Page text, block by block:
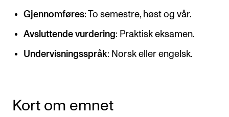
CERM
CREMAH
NordART
Gjennomføres: To semestre, høst og vår.
Avsluttende vurdering: Praktisk eksamen.
Undervisningsspråk: Norsk eller engelsk.
Kort om emnet